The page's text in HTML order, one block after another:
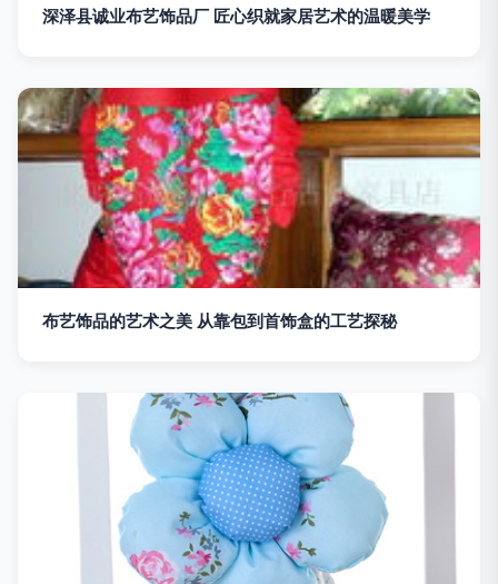
深泽县诚业布艺饰品厂 匠心织就家居艺术的温暖美学
布艺饰品的艺术之美 从靠包到首饰盒的工艺探秘